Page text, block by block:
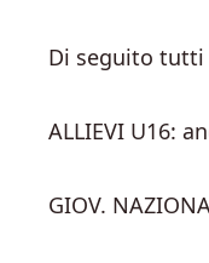
Di seguito
ALLIEVI U16:
GIOV.